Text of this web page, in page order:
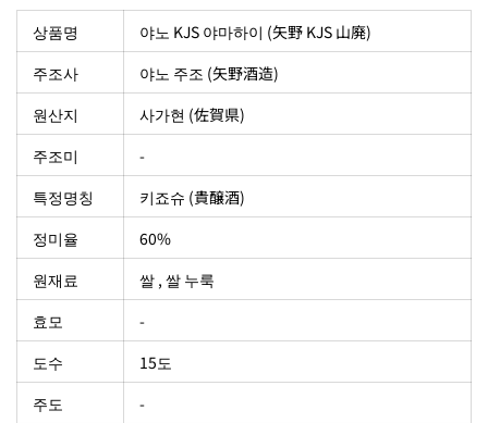
상품명
야노 KJS 야마하이 (矢野 KJS 山廃)
주조사
야노 주조 (矢野酒造)
원산지
사가현 (佐賀県)
주조미
-
특정명칭
키죠슈 (貴醸酒)
정미율
60%
원재료
쌀 , 쌀 누룩
효모
-
도수
15도
주도
-